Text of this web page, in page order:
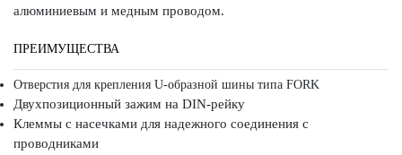
алюминиевым и медным проводом.
ПРЕИМУЩЕСТВА
Отверстия для крепления U-образной шины типа FORK
Двухпозиционный зажим на DIN-рейку
Клеммы с насечками для надежного соединения с
проводниками